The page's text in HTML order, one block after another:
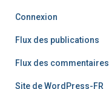
Connexion
Flux des publications
Flux des commentaires
Site de WordPress-FR